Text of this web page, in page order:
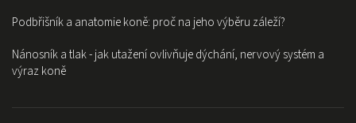
Podbřišník a anatomie koně: proč na jeho výběru záleží?
Nánosník a tlak - jak utažení ovlivňuje dýchání, nervový systém a
výraz koně